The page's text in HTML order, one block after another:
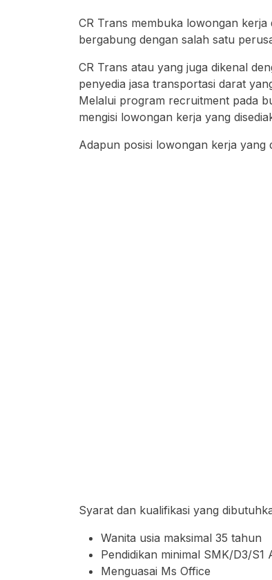
CR Trans membuka lowongan
bergabung dengan salah satu
CR Trans atau yang juga dikenal
penyedia jasa transportasi darat
Melalui program recruitment pada
mengisi lowongan kerja yang
Adapun posisi lowongan kerja yang
Syarat dan kualifikasi yang
Wanita usia maksimal 35 tahun
Pendidikan minimal SMK/D3/S1
Menguasai Ms Office